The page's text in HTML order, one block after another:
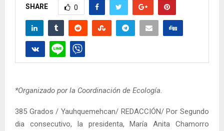
SHARE 0
*Organizado por la Coordinación de Ecología.
385 Grados / Yauhquemehcan/ REDACCIÓN/ Por Segundo
dia consecutivo, la presidenta, María Anita Chamorro